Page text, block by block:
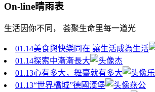
On-line晴雨表
生活因你不同， 荟聚生命里每一道光
01.14美食與快樂同在 讓生活成為生活
01.14探索中漸漸長大
杰
01.13心有多大，舞臺就有多大
乐
01.13“世界橋城”德國漢堡
燕公